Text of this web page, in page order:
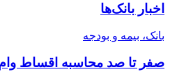
اخبار بانک‌ها
بانک، بیمه و بودجه
صفر تا صد محاسبه اقساط